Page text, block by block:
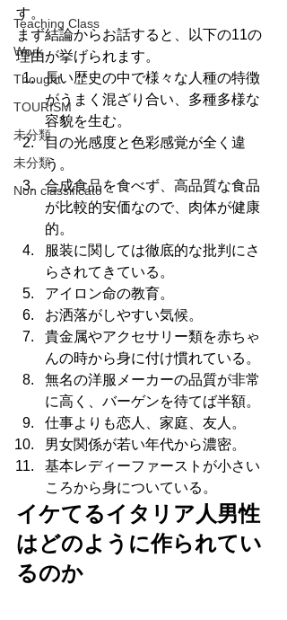
Teaching Class
Work
Thought
TOURISM
未分類
未分類
Non classificato
す。
まず結論からお話すると、以下の11の
理由が挙げられます。
長い歴史の中で様々な人種の特徴
がうまく混ざり合い、多種多様な
容貌を生む。
目の光感度と色彩感覚が全く違
う。
合成食品を食べず、高品質な食品
が比較的安価なので、肉体が健康
的。
服装に関しては徹底的な批判にさ
らされてきている。
アイロン命の教育。
お洒落がしやすい気候。
貴金属やアクセサリー類を赤ちゃ
んの時から身に付け慣れている。
無名の洋服メーカーの品質が非常
に高く、バーゲンを待てば半額。
仕事よりも恋人、家庭、友人。
男女関係が若い年代から濃密。
基本レディーファーストが小さい
ころから身についている。
イケてるイタリア人男性
はどのように作られてい
るのか